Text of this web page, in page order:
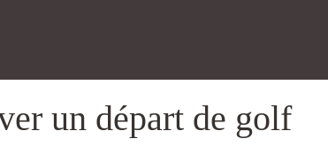
un départ de golf